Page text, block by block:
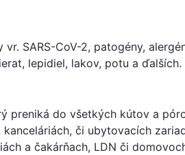
SARS-CoV-2, patogény,
lepidiel, lakov, potu a ďalších.
preniká do všetkých kútov a
či ubytovacích
a čakárňach, LDN či